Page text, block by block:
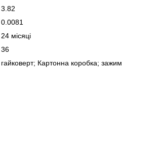
3.82
0.0081
24 місяці
36
гайковерт; Картонна коробка; зажим